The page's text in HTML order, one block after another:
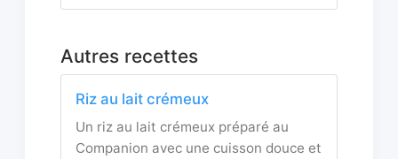
Autres recettes
Riz au lait crémeux
Un riz au lait crémeux préparé au
Companion avec une cuisson douce et